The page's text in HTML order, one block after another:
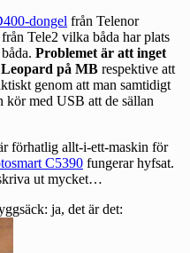
dongel från Telenor
från Tele2 vilka båda har plats
Problemet är att inget
på MB respektive att
genom att man samtidigt
kör med USB att de sällan
förhatlig allt-i-ett-maskin för
C5390 fungerar hyfsat.
ut mycket…
ja, det är det: